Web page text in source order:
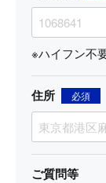
※ハイフン不
住所 必須
ご質問等